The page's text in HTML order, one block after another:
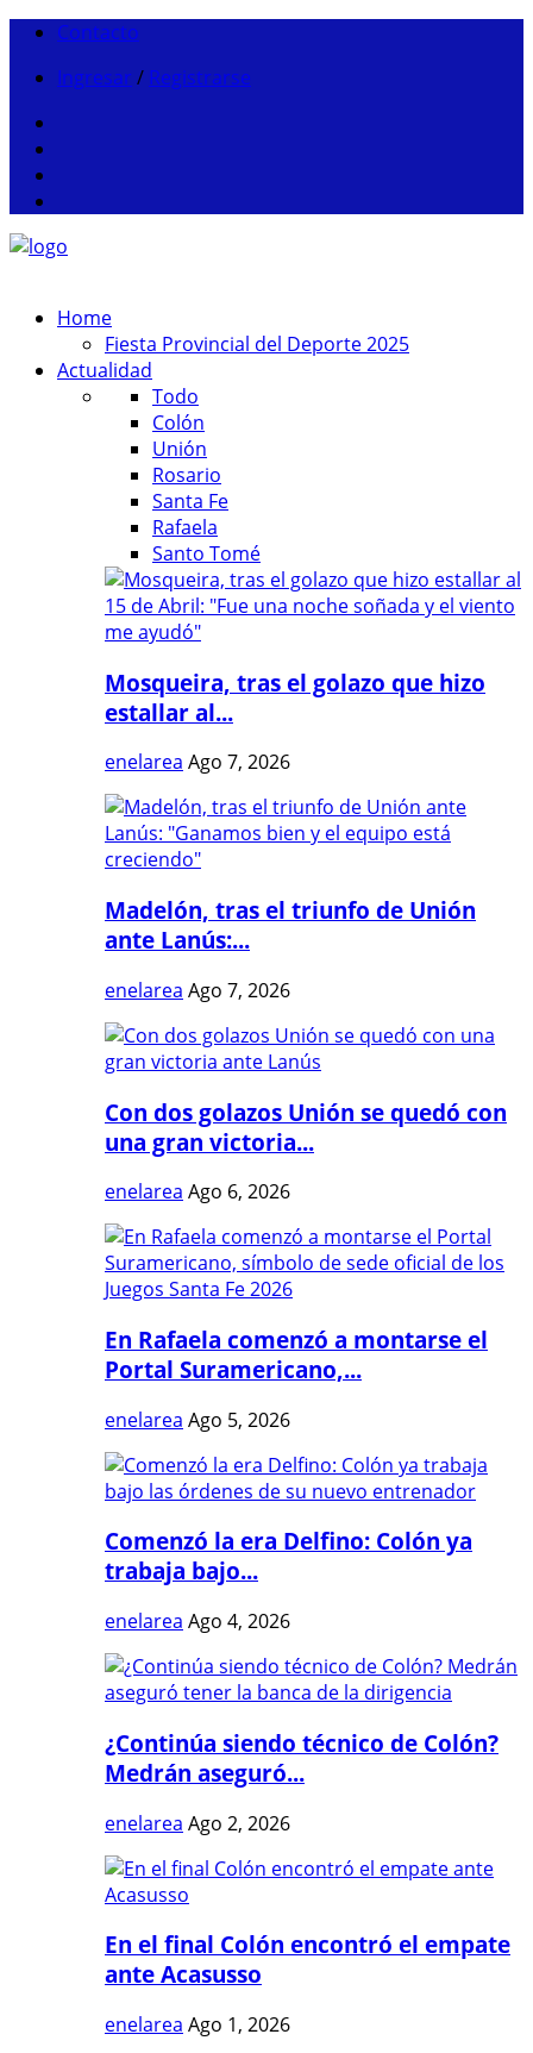
Contacto
Ingresar / Registrarse
Home
Fiesta Provincial del Deporte 2025
Actualidad
Todo
Colón
Unión
Rosario
Santa Fe
Rafaela
Santo Tomé
Mosqueira, tras el golazo que hizo
estallar al...
enelarea Ago 7, 2026
Madelón, tras el triunfo de Unión
ante Lanús:...
enelarea Ago 7, 2026
Con dos golazos Unión se quedó con
una gran victoria...
enelarea Ago 6, 2026
En Rafaela comenzó a montarse el
Portal Suramericano,...
enelarea Ago 5, 2026
Comenzó la era Delfino: Colón ya
trabaja bajo...
enelarea Ago 4, 2026
¿Continúa siendo técnico de Colón?
Medrán aseguró...
enelarea Ago 2, 2026
En el final Colón encontró el empate
ante Acasusso
enelarea Ago 1, 2026